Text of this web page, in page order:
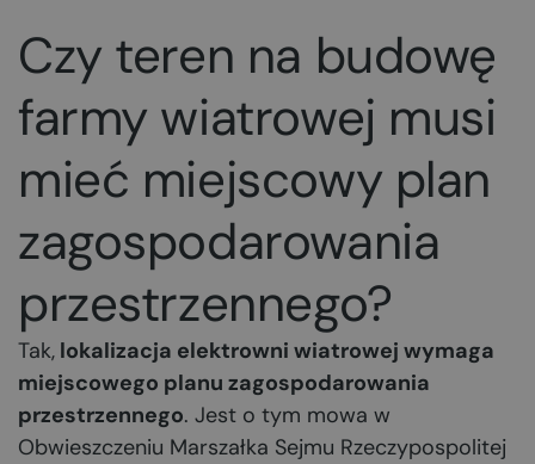
Czy teren na budowę
farmy wiatrowej musi
mieć miejscowy plan
zagospodarowania
przestrzennego?
Tak, lokalizacja elektrowni wiatrowej wymaga
miejscowego planu zagospodarowania
przestrzennego. Jest o tym mowa w
Obwieszczeniu Marszałka Sejmu Rzeczypospolitej